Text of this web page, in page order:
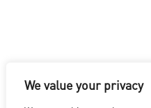
We value your privacy